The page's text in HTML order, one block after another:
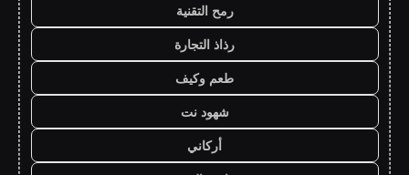
رمح التقنية
رذاذ التجارة
طعم وكيف
شهود نت
أركاني